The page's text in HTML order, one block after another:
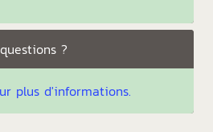
?
plus d'informations.